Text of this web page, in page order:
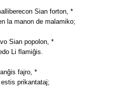
Sian forton, *
la manon de malamiko;
Sian popolon, *
Li flamiĝis.
fajro, *
prikantataj;